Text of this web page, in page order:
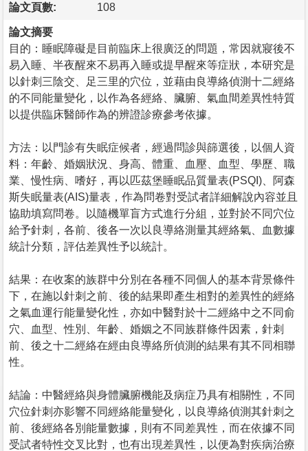
論文頁數: 108
論文摘要
目的：睡眠障礙是目前臨床上很廣泛的問題，常因就寢後不
易入睡、半夜醒來不易再入睡或提早醒來等症狀，本研究是
以針刺三陰交、足三里的穴位，並藉由良導絡偵測十二經絡
的不同能量變化，以作為各經絡、臟腑、氣血間差異性特質
以提供臨床醫師作為的辨證診療參考依據。
方法：以門診有失眠症候者，經過問診與篩選後，以個人資
料：年齡、婚姻狀況、身高、體重、血壓、血型、學歷、職
業、慢性病、嗜好，再以匹茲堡睡眠品質量表(PSQI)、阿森
斯失眠量表(AIS)量表，作為問卷對受試者詳細解說內容並且
協助填寫問卷。以隨機單盲方式進行分組，並對於不同穴位
給予針刺，各前、後各一次以良導絡測量其經絡氣、血數據
統計分類，評估差異性予以統計。
結果：在收案的族群中分別在各種不同個人的基本背景條件
下，在施以針刺之前、後的結果即產生相對的差異性的經絡
之氣血運行能量變化性，亦如中醫對於十二經絡中之不同俞
穴、血型、性別、年齡、婚姻之不同族群條件因素，針刺
前、後之十二經絡在經由良導絡所偵測的結果有其不同相聯
性。
結論：中醫經絡與身體臟腑機能及病症乃具有相關性，不同
穴位針刺亦影響不同經絡能量變化，以良導絡偵測其針刺之
前、後經絡各別能量數據，則有不同差異性，而在依據不同
受試者特性交叉比對，也有出現差異性，以便為對疾病治療